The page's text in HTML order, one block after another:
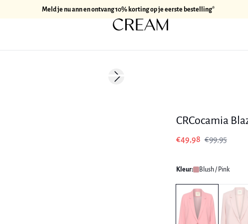
Meld je nu ann en ontvang 10% korting op je eerste bestelling*
Next slide
CRCocamia
€49,98 €99,95
Kleur: Blush / Pink